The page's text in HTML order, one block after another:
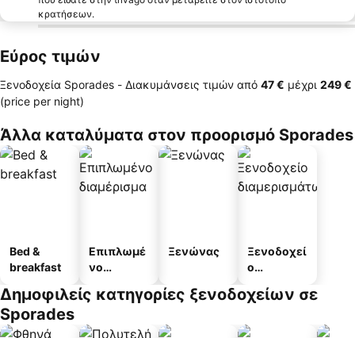
κρατήσεων.
Εύρος τιμών
Ξενοδοχεία Sporades - Διακυμάνσεις τιμών από ‎47 € μέχρι ‎249 €
(price per night)
Άλλα καταλύματα στον προορισμό Sporades
Bed &
breakfast
Επιπλωμέ
νο
α
Ξενώνας
Ξενοδοχεί
ο
άτων
Δημοφιλείς κατηγορίες ξενοδοχείων σε
Sporades